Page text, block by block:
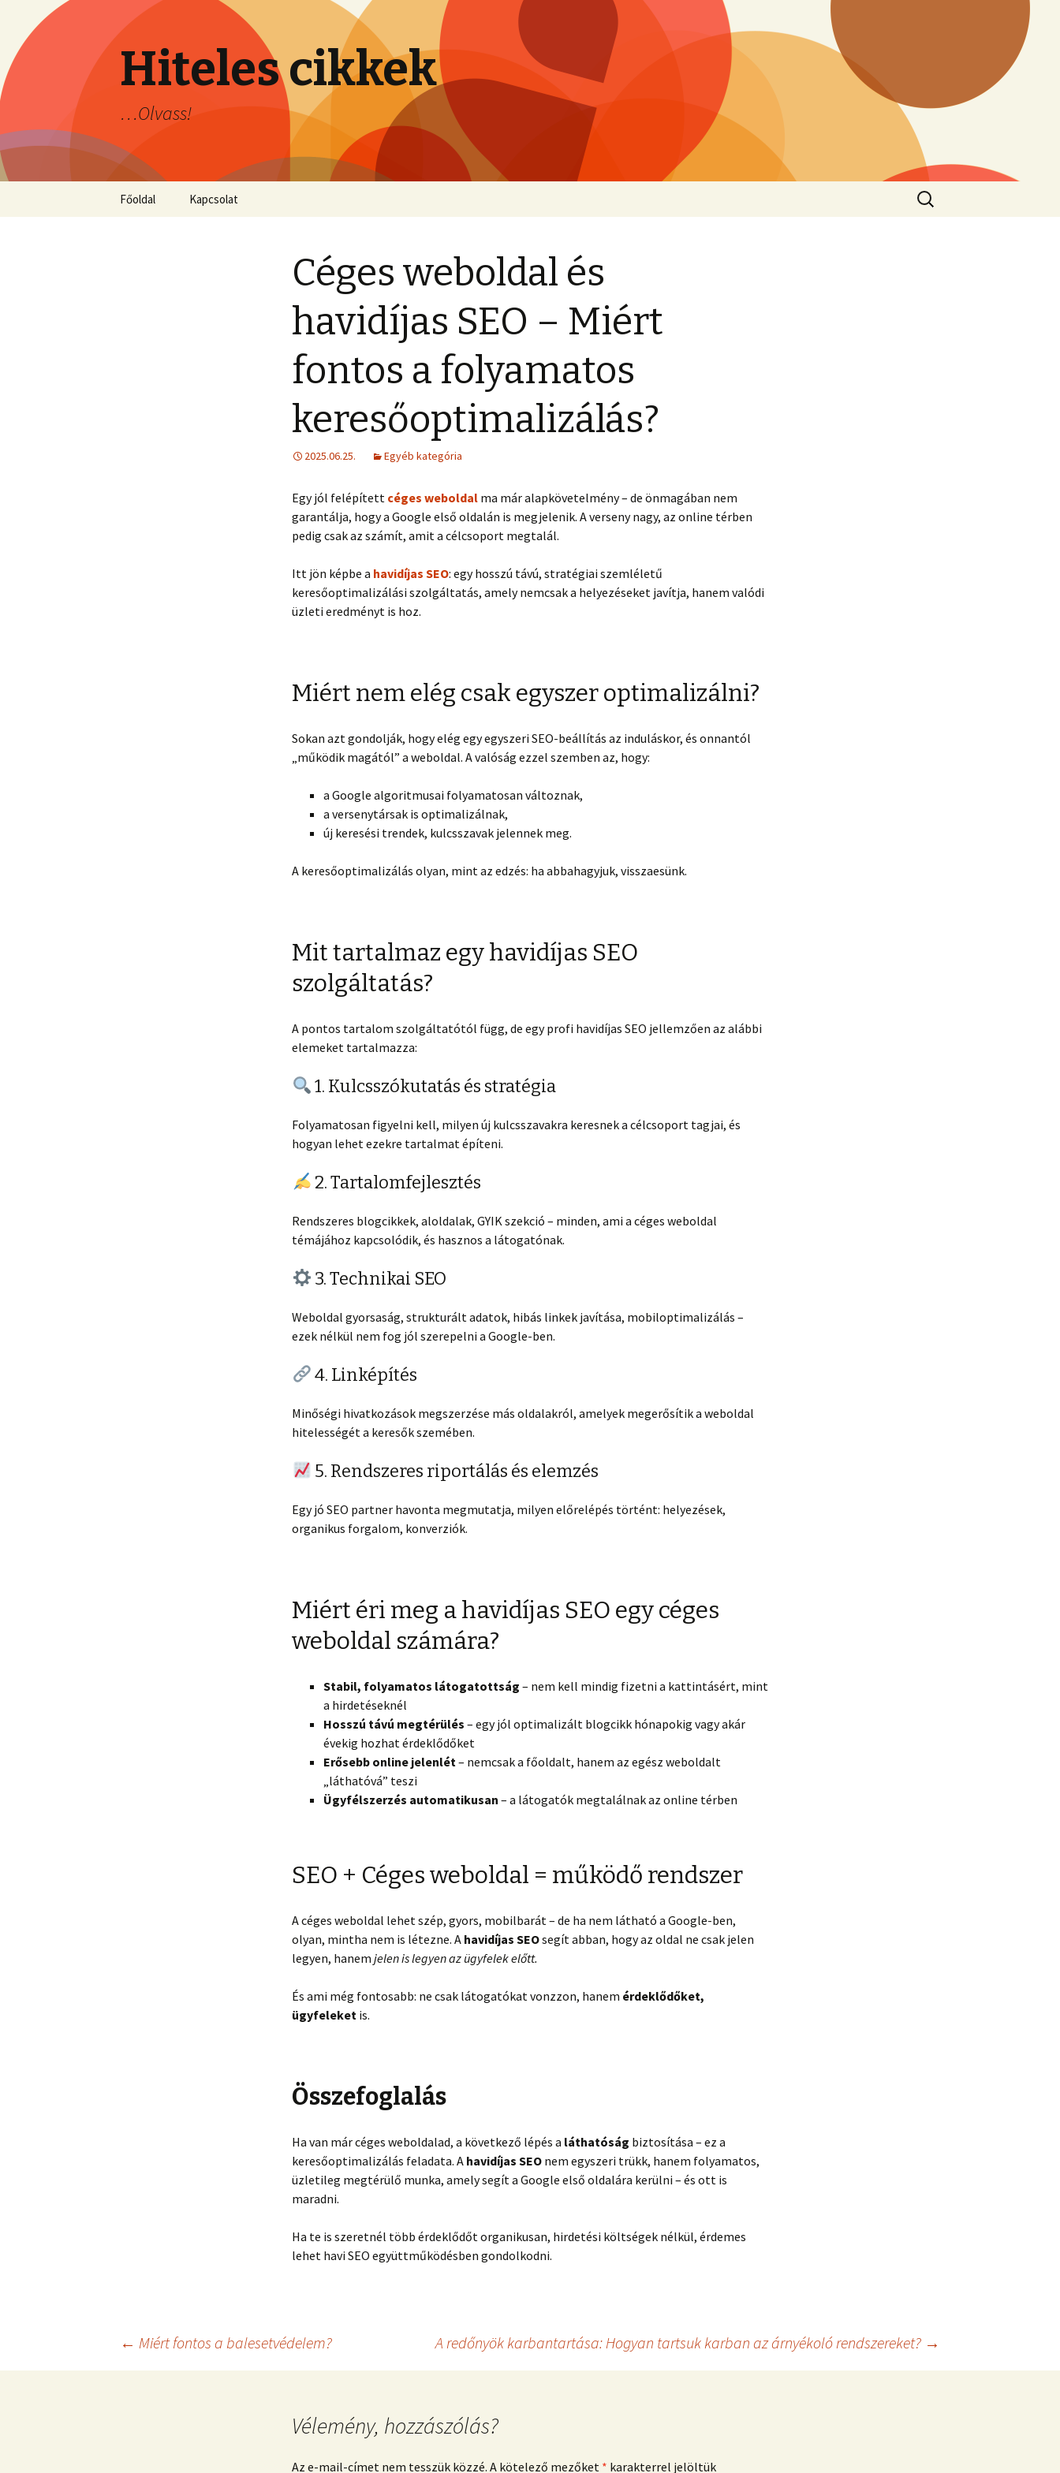
Hiteles cikkek
…Olvass!
Ugrás
Főoldal Kapcsolat
Keresés:
Céges weboldal és
havidíjas SEO – Miért
fontos a folyamatos
keresőoptimalizálás?
2025.06.25. Egyéb kategória
Egy jól felépített céges weboldal ma már alapkövetelmény – de önmagában nem
garantálja, hogy a Google első oldalán is megjelenik. A verseny nagy, az online térben
pedig csak az számít, amit a célcsoport megtalál.
Itt jön képbe a havidíjas SEO: egy hosszú távú, stratégiai szemléletű
keresőoptimalizálási szolgáltatás, amely nemcsak a helyezéseket javítja, hanem valódi
üzleti eredményt is hoz.
Miért nem elég csak egyszer optimalizálni?
Sokan azt gondolják, hogy elég egy egyszeri SEO-beállítás az induláskor, és onnantól
„működik magától” a weboldal. A valóság ezzel szemben az, hogy:
a Google algoritmusai folyamatosan változnak,
a versenytársak is optimalizálnak,
új keresési trendek, kulcsszavak jelennek meg.
A keresőoptimalizálás olyan, mint az edzés: ha abbahagyjuk, visszaesünk.
Mit tartalmaz egy havidíjas SEO
szolgáltatás?
A pontos tartalom szolgáltatótól függ, de egy profi havidíjas SEO jellemzően az alábbi
elemeket tartalmazza:
1. Kulcsszókutatás és stratégia
Folyamatosan figyelni kell, milyen új kulcsszavakra keresnek a célcsoport tagjai, és
hogyan lehet ezekre tartalmat építeni.
2. Tartalomfejlesztés
Rendszeres blogcikkek, aloldalak, GYIK szekció – minden, ami a céges weboldal
témájához kapcsolódik, és hasznos a látogatónak.
3. Technikai SEO
Weboldal gyorsaság, strukturált adatok, hibás linkek javítása, mobiloptimalizálás –
ezek nélkül nem fog jól szerepelni a Google-ben.
4. Linképítés
Minőségi hivatkozások megszerzése más oldalakról, amelyek megerősítik a weboldal
hitelességét a keresők szemében.
5. Rendszeres riportálás és elemzés
Egy jó SEO partner havonta megmutatja, milyen előrelépés történt: helyezések,
organikus forgalom, konverziók.
Miért éri meg a havidíjas SEO egy céges
weboldal számára?
Stabil, folyamatos látogatottság – nem kell mindig fizetni a kattintásért, mint
a hirdetéseknél
Hosszú távú megtérülés – egy jól optimalizált blogcikk hónapokig vagy akár
évekig hozhat érdeklődőket
Erősebb online jelenlét– nemcsak a főoldalt, hanem az egész weboldalt
„láthatóvá” teszi
Ügyfélszerzés automatikusan – a látogatók megtalálnak az online térben
SEO + Céges weboldal = működő rendszer
A céges weboldal lehet szép, gyors, mobilbarát – de ha nem látható a Google-ben,
olyan, mintha nem is létezne. A havidíjas SEOsegít abban, hogy az oldal ne csak jelen
legyen, hanem jelen is legyen az ügyfelek előtt.
És ami még fontosabb: ne csak látogatókat vonzzon, hanem érdeklődőket,
ügyfeleket is.
Összefoglalás
Ha van már céges weboldalad, a következő lépés a láthatóság biztosítása – ez a
keresőoptimalizálás feladata. A havidíjas SEO nem egyszeri trükk, hanem folyamatos,
üzletileg megtérülő munka, amely segít a Google első oldalára kerülni – és ott is
maradni.
Ha te is szeretnél több érdeklődőt organikusan, hirdetési költségek nélkül, érdemes
lehet havi SEO együttműködésben gondolkodni.
Bejegyzés
← Miért fontos a balesetvédelem? A redőnyök karbantartása: Hogyan tartsuk karban az árnyékoló rendszereket? →
Vélemény, hozzászólás?
Az e-mail-címet nem tesszük közzé. A kötelező mezőket * karakterrel jelöltük